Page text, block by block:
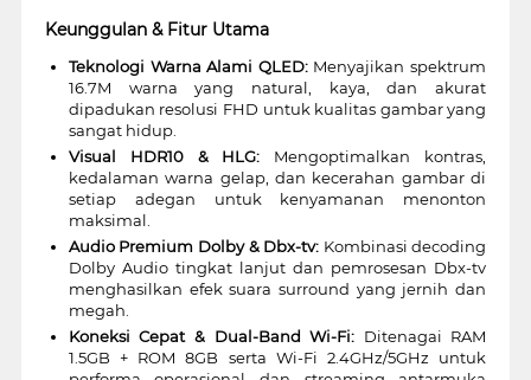
Keunggulan & Fitur Utama
Teknologi Warna Alami QLED:Menyajikan spektrum
16.7M warna yang natural, kaya, dan akurat
dipadukan resolusi FHD untuk kualitas gambar yang
sangat hidup.
Visual HDR10 & HLG: Mengoptimalkan kontras,
kedalaman warna gelap, dan kecerahan gambar di
setiap adegan untuk kenyamanan menonton
maksimal.
Audio Premium Dolby & Dbx-tv: Kombinasi decoding
Dolby Audio tingkat lanjut dan pemrosesan Dbx-tv
menghasilkan efek suara surround yang jernih dan
megah.
Koneksi Cepat & Dual-Band Wi-Fi: Ditenagai RAM
1.5GB + ROM 8GB serta Wi-Fi 2.4GHz/5GHz untuk